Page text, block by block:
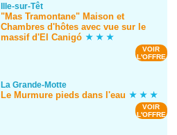
Ille-sur-Têt
"Mas Tramontane" Maison et
Chambres d'hôtes avec vue sur le
massif d'El Canigó
VOIR
L'OFFRE
La Grande-Motte
Le Murmure pieds dans l'eau
VOIR
L'OFFRE